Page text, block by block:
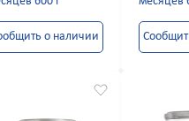
о наличии